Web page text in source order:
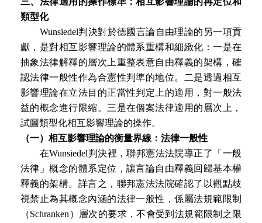
類型化
Wunsiedel判決對於德國言論自由理論的另一項貢
獻，是對相互影響理論的體系重構和細緻化：一是在
抽象法律解釋的層次上重整表意自由釋義的架構，確
認法律一般性作為合憲性判準的地位。二是透過相互
影響理論在立法目的正當性判定上的適用，對一般法
益的概念進行限縮。三是在個案法律適用的層次上，
試圖類型化相互影響理論的操作。
（一）相互影響理論的衡量界線：法律一般性
在Wunsiedel判決裡，聯邦憲法法院導正了「一般
法律」概念的體系定位，讓言論自由釋義回歸基本權
釋義的架構。詳言之，聯邦憲法法院確認了以觀點歧
視禁止為其概念內涵的法律一般性，係屬法規範限制
（Schranken）層次的要求，不會受到法規範限制之限